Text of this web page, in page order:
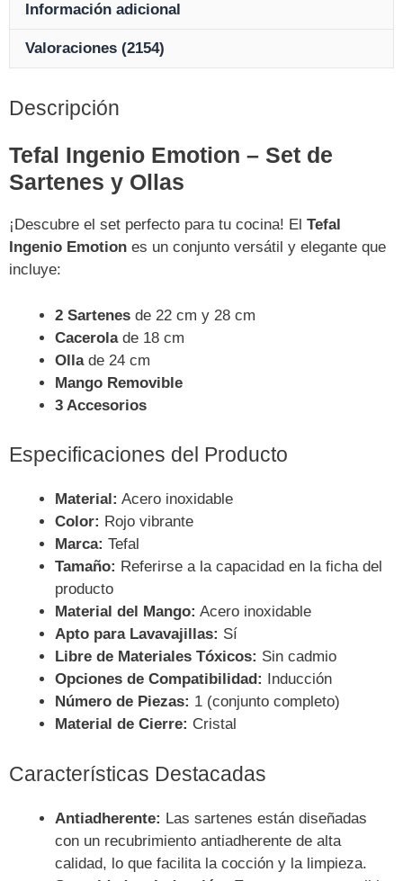
Información adicional
Valoraciones (2154)
Descripción
Tefal Ingenio Emotion – Set de
Sartenes y Ollas
¡Descubre el set perfecto para tu cocina! El Tefal
Ingenio Emotion es un conjunto versátil y elegante que
incluye:
2 Sartenes de 22 cm y 28 cm
Cacerolade 18 cm
Ollade 24 cm
Mango Removible
3 Accesorios
Especificaciones del Producto
Material: Acero inoxidable
Color: Rojo vibrante
Marca: Tefal
Tamaño: Referirse a la capacidad en la ficha del
producto
Material del Mango: Acero inoxidable
Apto para Lavavajillas: Sí
Libre de Materiales Tóxicos: Sin cadmio
Opciones de Compatibilidad:
Inducción
Número de Piezas: 1 (conjunto completo)
Material de Cierre: Cristal
Características Destacadas
Antiadherente: Las sartenes están diseñadas
con un recubrimiento antiadherente de alta
calidad, lo que facilita la cocción y la limpieza.